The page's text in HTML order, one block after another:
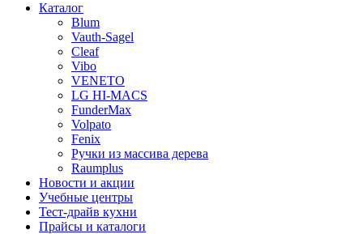
Каталог
Blum
Vauth-Sagel
Cleaf
Vibo
VENETO
LG HI-MACS
FunderMax
Volpato
Fenix
Ручки из массива дерева
Raumplus
Новости и акции
Учебные центры
Тест-драйв кухни
Прайсы и каталоги